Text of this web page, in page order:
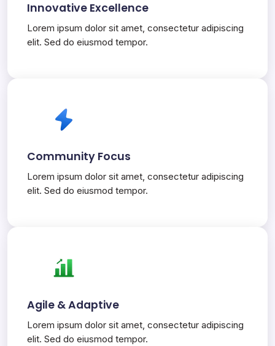
Innovative Excellence
Lorem ipsum dolor sit amet, consectetur adipiscing
elit. Sed do eiusmod tempor.
Community Focus
Lorem ipsum dolor sit amet, consectetur adipiscing
elit. Sed do eiusmod tempor.
Agile & Adaptive
Lorem ipsum dolor sit amet, consectetur adipiscing
elit. Sed do eiusmod tempor.